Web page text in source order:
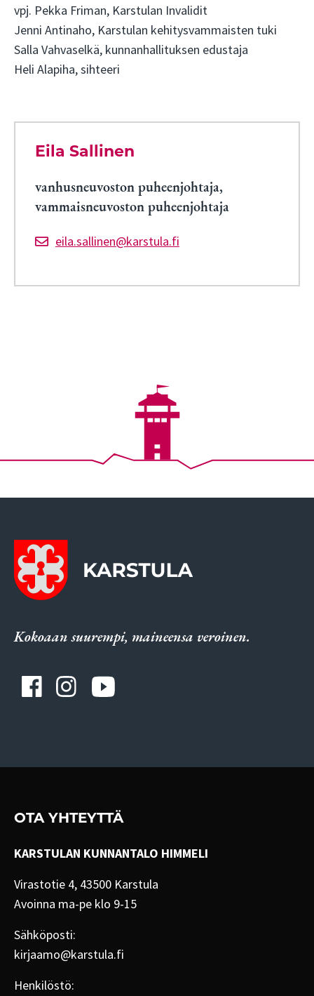
vpj. Pekka Friman, Karstulan Invalidit
Jenni Antinaho, Karstulan kehitysvammaisten tuki
Salla Vahvaselkä, kunnanhallituksen edustaja
Heli Alapiha, sihteeri
Eila Sallinen
vanhusneuvoston puheenjohtaja,
vammaisneuvoston puheenjohtaja
eila.sallinen@karstula.fi
Kokoaan suurempi, maineensa veroinen.
OTA YHTEYTTÄ
KARSTULAN KUNNANTALO HIMMELI
Virastotie 4, 43500 Karstula
Avoinna ma-pe klo 9-15
Sähköposti:
kirjaamo@karstula.fi
Henkilöstö: